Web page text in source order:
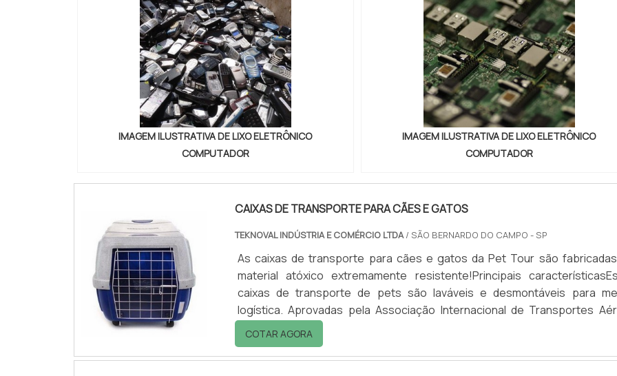
IMAGEM ILUSTRATIVA DE LIXO ELETRÔNICO
COMPUTADOR
IMAGEM ILUSTRATIVA DE LIXO ELETRÔNICO
COMPUTADOR
CAIXAS DE TRANSPORTE PARA CÃES E GATOS
TEKNOVAL INDÚSTRIA E COMÉRCIO LTDA/ SÃO BERNARDO DO CAMPO - SP
As caixas de transporte para cães e gatos da Pet Tour são
material atóxico extremamente resistente!Principais
caixas de transporte de pets são laváveis e desmontáveis para
logística. Aprovadas pela Associação Internacional de Transportes
(IATA) e por todas as empresas de transporte aéreo
internacionais. A a Pet Tour é pioneira na fabricação de produtos para
caixas de transporte de gatos e cães estão disponíveis em diversos
COTAR AGORA